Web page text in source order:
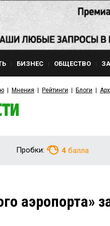
БИЗНЕС ОБЩЕСТВО
Мнения Рейтинги Блоги
Пробки: 4 балла
аэропорта»